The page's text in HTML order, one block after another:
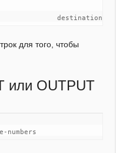
destination
для того, чтобы
или OUTPUT